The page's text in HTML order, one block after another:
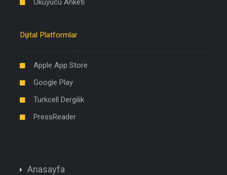
Okuyucu Anketi
Dijital Platformlar
Apple App Store
Google Play
Turkcell Dergilik
PressReader
Anasayfa